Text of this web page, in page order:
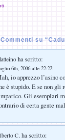
su
ha scritto:
6th, 2006 alle 22:22
io apprezzo l’asino
è stupido. E se non
Gli esemplari
di certa gente
C. ha scritto: